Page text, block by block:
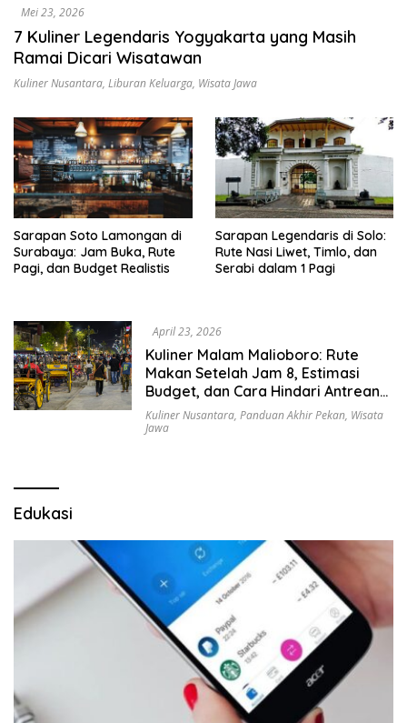
Mei 23, 2026
7 Kuliner Legendaris Yogyakarta yang Masih
Ramai Dicari Wisatawan
Kuliner Nusantara, Liburan Keluarga, Wisata Jawa
Sarapan Soto Lamongan di
Surabaya: Jam Buka, Rute
Pagi, dan Budget Realistis
Sarapan Legendaris di Solo:
Rute Nasi Liwet, Timlo, dan
Serabi dalam 1 Pagi
April 23, 2026
Kuliner Malam Malioboro: Rute
Makan Setelah Jam 8, Estimasi
Budget, dan Cara Hindari Antrean
Panjang
Kuliner Nusantara, Panduan Akhir Pekan, Wisata
Jawa
Edukasi